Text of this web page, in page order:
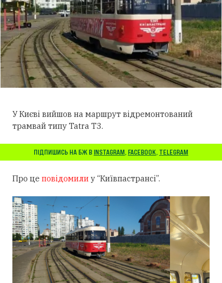
У Києві вийшов на маршрут відремонтований
трамвай типу Tatra T3.
ПІДПИШИСЬ НА БЖ В INSTAGRAM, FACEBOOK, TELEGRAM
Про це повідомили у “Київпастрансі”.